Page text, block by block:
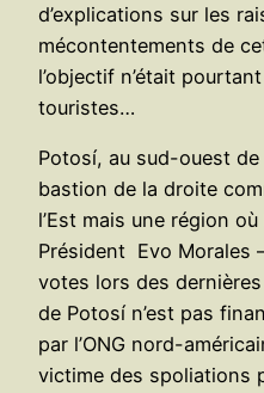
d’explications sur les
mécontentements de
l’objectif n’était
touristes…
Potosí, au sud-ouest de
bastion de la droite
l’Est mais une région
Président Evo Morales
votes lors des
de Potosí n’est pas
par l’ONG nord-
victime des spoliations